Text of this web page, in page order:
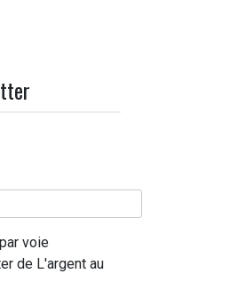
voie
de L'argent au